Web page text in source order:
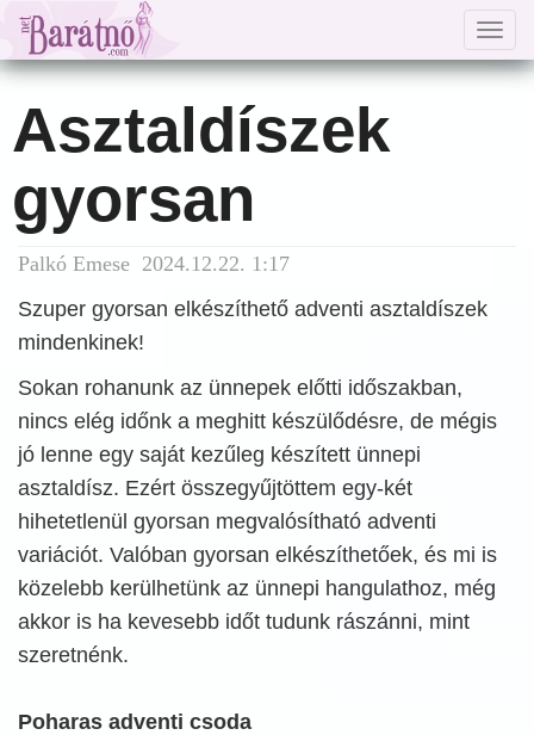
Asztaldíszek
gyorsan
Palkó Emese 2024.12.22. 1:17
Szuper gyorsan elkészíthető adventi asztaldíszek
mindenkinek!
Sokan rohanunk az ünnepek előtti időszakban,
nincs elég időnk a meghitt készülődésre, de mégis
jó lenne egy saját kezűleg készített ünnepi
asztaldísz. Ezért összegyűjtöttem egy-két
hihetetlenül gyorsan megvalósítható adventi
variációt. Valóban gyorsan elkészíthetőek, és mi is
közelebb kerülhetünk az ünnepi hangulathoz, még
akkor is ha kevesebb időt tudunk rászánni, mint
szeretnénk.
Poharas adventi csoda